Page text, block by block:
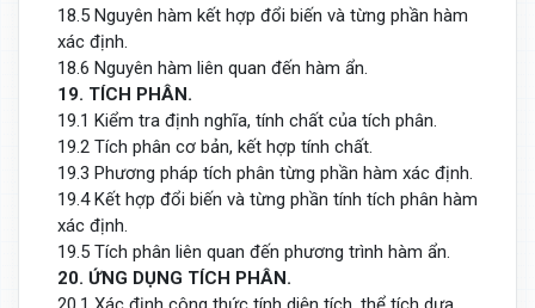
18.5 Nguyên hàm kết hợp đổi biến và từng phần hàm
xác định.
18.6 Nguyên hàm liên quan đến hàm ẩn.
19. TÍCH PHÂN.
19.1 Kiểm tra định nghĩa, tính chất của tích phân.
19.2 Tích phân cơ bản, kết hợp tính chất.
19.3 Phương pháp tích phân từng phần hàm xác định.
19.4 Kết hợp đổi biến và từng phần tính tích phân hàm
xác định.
19.5 Tích phân liên quan đến phương trình hàm ẩn.
20. ỨNG DỤNG TÍCH PHÂN.